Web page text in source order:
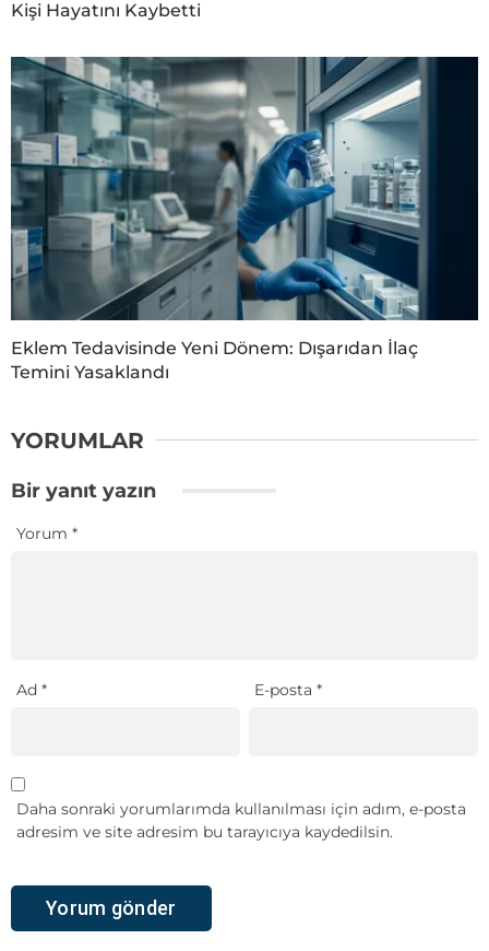
Kişi Hayatını Kaybetti
Eklem Tedavisinde Yeni Dönem: Dışarıdan İlaç
Temini Yasaklandı
YORUMLAR
Bir yanıt yazın
Yorum *
Ad * E-posta*
Daha sonraki yorumlarımda kullanılması için adım, e-posta
adresim ve site adresim bu tarayıcıya kaydedilsin.